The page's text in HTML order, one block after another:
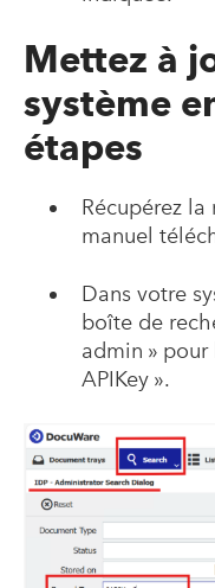
Mettez à
système
étapes
Récupérez
manuel
Dans votre
boîte de
admin »
APIKey ».